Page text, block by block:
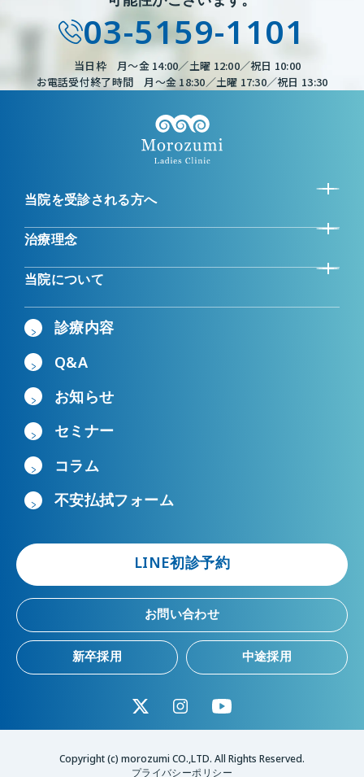
03-5159-1101
当日枠 月～金 14:00／土曜 12:00／祝日 10:00
お電話受付終了時間 月～金 18:30／土曜 17:30／祝日 13:30
当院を受診される方へ
治療理念
当院について
診療内容
Q&A
お知らせ
セミナー
コラム
不安払拭フォーム
LINE初診予約
お問い合わせ
新卒採用 中途採用
Copyright (c) morozumi CO.,LTD. All Rights Reserved.
プライバシーポリシー